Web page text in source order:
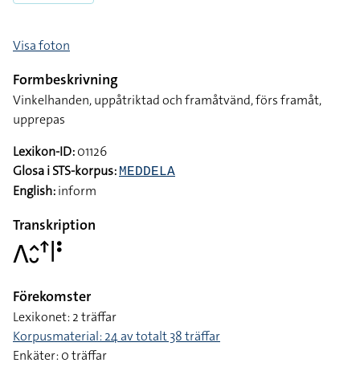
Visa foton
Formbeskrivning
Vinkelhanden, uppåtriktad och framåtvänd, förs framåt,
upprepas
Lexikon-ID:01126
Glosa i STS-korpus: MEDDELA
English:inform
Transkription
􌤣􌤵􌤷􌦃􌥼􌥻
Förekomster
Lexikonet: 2 träffar
Korpusmaterial: 24 av totalt 38 träffar
Enkäter: 0 träffar